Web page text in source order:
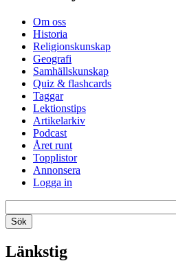
Om oss
Historia
Religionskunskap
Geografi
Samhällskunskap
Quiz & flashcards
Taggar
Lektionstips
Artikelarkiv
Podcast
Året runt
Topplistor
Annonsera
Logga in
Länkstig